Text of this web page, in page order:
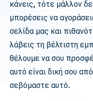
κάνεις, τότε μάλλον
μπορέσεις να
σελίδα μας και
λάβεις τη βέλτιστη
θέλουμε να σου
αυτό είναι δική σου
σεβόμαστε αυτό.